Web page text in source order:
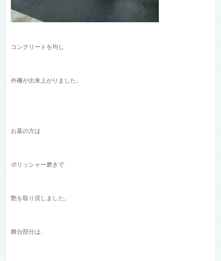
コンクリートを均し
外柵が出来上がりました。
お墓の方は
ポリッシャー磨きで
艶を取り戻しました。
舞台部分は、